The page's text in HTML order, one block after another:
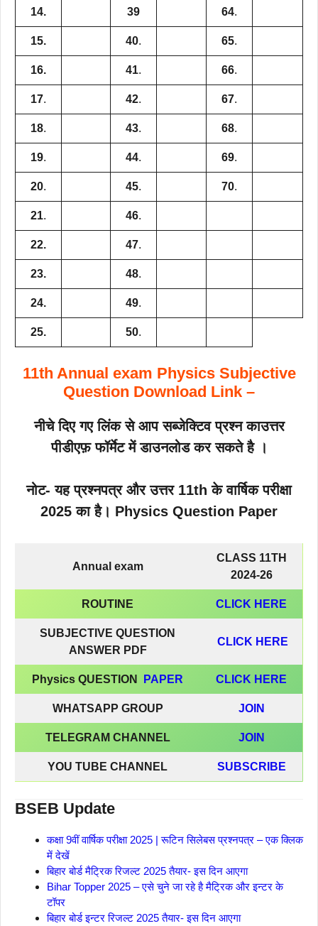
14. 39 64.
15. 40. 65.
16. 41. 66.
17. 42. 67.
18. 43. 68.
19. 44. 69.
20. 45. 70.
21. 46.
22. 47.
23. 48.
24. 49.
25. 50.
11th Annual exam Physics Subjective
Question Download Link –
नीचे दिए गए लिंक से आप सब्जेक्टिव प्रश्न काउत्तर
पीडीएफ़ फॉर्मेट में डाउनलोड कर सकते है ।
नोट- यह प्रश्नपत्र और उत्तर 11th के वार्षिक परीक्षा
2025 का है। Physics Question Paper
Annual exam
CLASS 11TH
2024-26
ROUTINE CLICK HERE
SUBJECTIVE QUESTION
ANSWER PDF
CLICK HERE
Physics QUESTION PAPER CLICK HERE
WHATSAPP GROUP JOIN
TELEGRAM CHANNEL JOIN
YOU TUBE CHANNEL SUBSCRIBE
BSEB Update
कक्षा 9वीं वार्षिक परीक्षा 2025 | रूटिन सिलेबस प्रश्नपत्र – एक क्लिक
में देखें
बिहार बोर्ड मैट्रिक रिजल्ट 2025 तैयार- इस दिन आएगा
Bihar Topper 2025 – एसे चुने जा रहे है मैट्रिक और इन्टर के
टॉपर
बिहार बोर्ड इन्टर रिजल्ट 2025 तैयार- इस दिन आएगा